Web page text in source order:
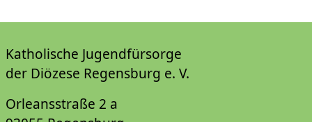
Katholische Jugendfürsorge
der Diözese Regensburg e. V.
Orleansstraße 2 a